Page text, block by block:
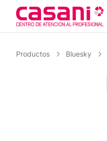
Inicio
Productos Bluesky